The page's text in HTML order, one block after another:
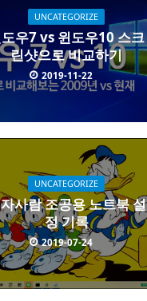
UNCATEGORIZE
우7 vs 윈도우10 스크
린샷으로 비교하기
2019-11-22
UNCATEGORIZE
사람 조공용 노트북 설
정 기록
2019-07-24